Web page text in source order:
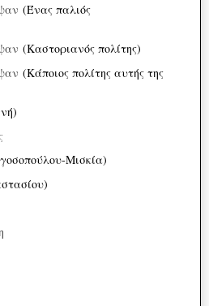
(Ένας παλιός
(Καστοριανός πολίτης)
(Κάποιος πολίτης αυτής της
Μισκία)